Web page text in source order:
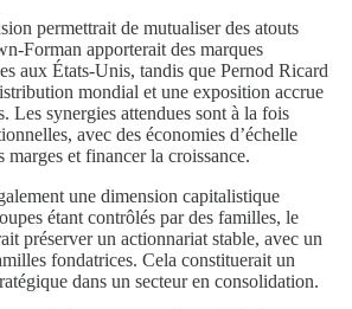
permettrait de mutualiser des atouts
Forman apporterait des marques
aux États-Unis, tandis que Pernod Ricard
mondial et une exposition accrue
Les synergies attendues sont à la fois
avec des économies d’échelle
marges et financer la croissance.
une dimension capitalistique
étant contrôlés par des familles, le
préserver un actionnariat stable, avec un
fondatrices. Cela constituerait un
dans un secteur en consolidation.